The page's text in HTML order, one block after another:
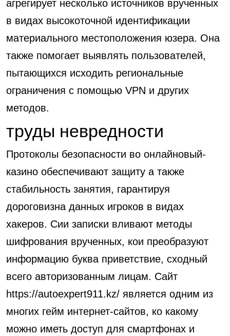
агрегирует несколько источников врученных
в видах высокоточной идентификации
материального местоположения юзера. Она
также помогает выявлять пользователей,
пытающихся исходить региональные
ограничения с помощью VPN и других
методов.
труды невредности
Протоколы безопасности во онлайновый-
казино обеспечивают защиту а также
стабильность занятия, гарантируя
дороговизна данных игроков в видах
хакеров. Сии записки вливают методы
шифрования врученных, кои преобразуют
информацию буква приветствие, сходный
всего авторизованным лицам. Сайт
https://autoexpert911.kz/ является одним из
многих гейм интернет-сайтов, ко какому
можно иметь доступ для смартфонах и